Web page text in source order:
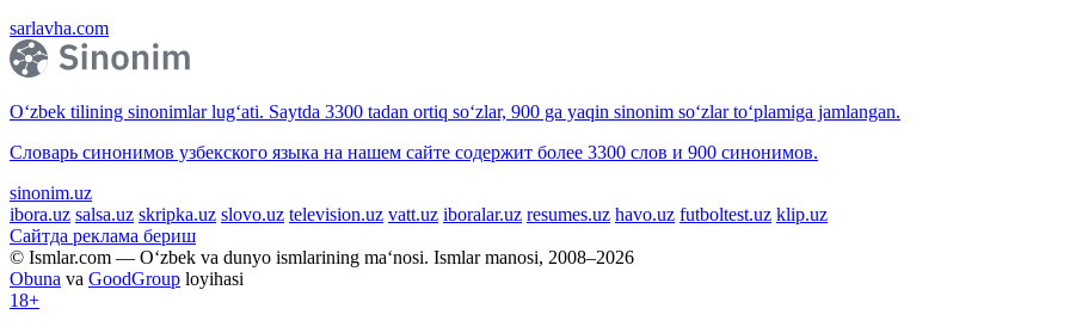
sarlavha.com
O‘zbek tilining sinonimlar lug‘ati. Saytda 3300 tadan ortiq so‘zlar, 900 ga yaqin sinonim so‘zlar to‘plamiga jamlangan.
Словарь синонимов узбекского языка на нашем сайте содержит более 3300 слов и 900 синонимов.
sinonim.uz
ibora.uz salsa.uz skripka.uz slovo.uz television.uz vatt.uz iboralar.uz resumes.uz havo.uz futboltest.uz klip.uz
Сайтда реклама бериш
© Ismlar.com — O‘zbek va dunyo ismlarining ma‘nosi. Ismlar manosi, 2008–2026
Obuna va GoodGroup loyihasi
18+